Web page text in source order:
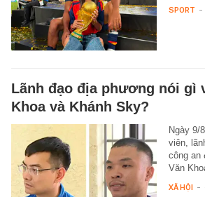
SPORT -
Lãnh đạo địa phương nói gì
Khoa và Khánh Sky?
Ngày 9/
viên,
công an
Văn
XÃ HỘI -